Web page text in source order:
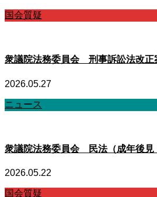
国会質疑
衆議院法務委員会 刑事訴訟法改
2026.05.27
ニュース
衆議院法務委員会 民法（成年後
2026.05.22
国会質疑